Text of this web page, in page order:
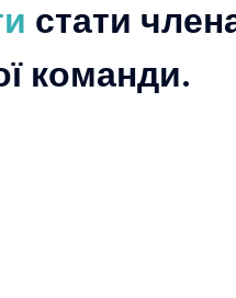
стати
команди.